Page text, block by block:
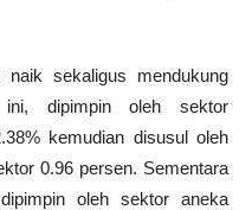
sekaligus mendukung
dipimpin oleh sektor
kemudian disusul oleh
0.96 persen. Sementara
oleh sektor aneka